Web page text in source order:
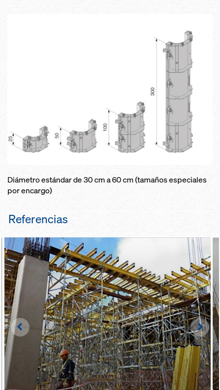
Diámetro estándar de 30 cm a 60 cm (tamaños especiales
por encargo)
Referencias
Left